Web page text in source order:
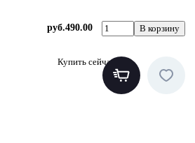
руб.490.00
Купить сейчас